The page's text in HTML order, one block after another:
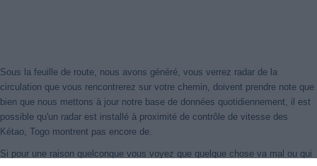
Sous la feuille de route, nous avons généré, vous verrez radar de la
circulation que vous rencontrerez sur votre chemin, doivent prendre note que
bien que nous mettons à jour notre base de données quotidiennement, il est
possible qu'un radar est installé à proximité de contrôle de vitesse des
Kétao, Togo montrent pas encore de.
Si pour une raison quelconque vous voyez que quelque chose va mal ou qui